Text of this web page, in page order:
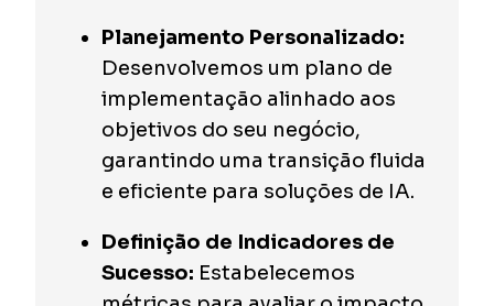
Planejamento Personalizado:
Desenvolvemos um plano de
implementação alinhado aos
objetivos do seu negócio,
garantindo uma transição fluida
e eficiente para soluções de IA.
Definição de Indicadores de
Sucesso: Estabelecemos